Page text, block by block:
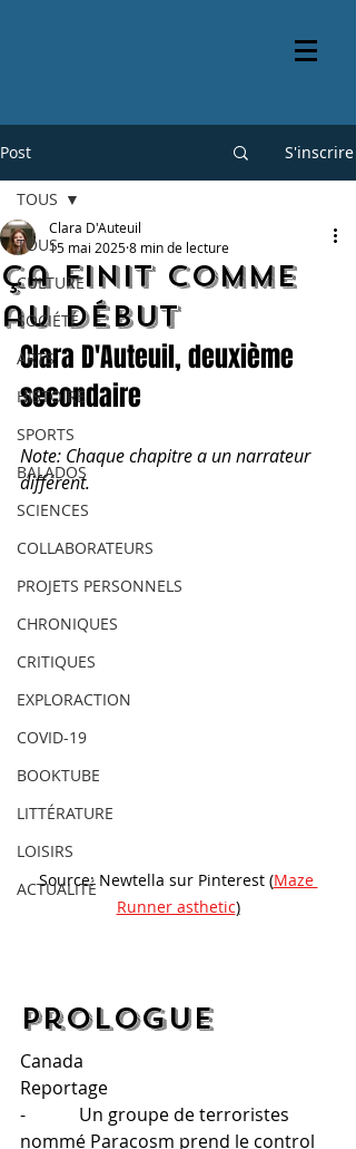
Post S'inscrire
TOUS
CULTURE
SOCIÉTÉ
ARTS
HISTOIRE
SPORTS
BALADOS
SCIENCES
COLLABORATEURS
PROJETS PERSONNELS
CHRONIQUES
CRITIQUES
EXPLORACTION
COVID-19
BOOKTUBE
LITTÉRATURE
LOISIRS
ACTUALITÉ
TOUS
Ça finit comme
au début
Clara D'Auteuil
15 mai 20258 min de lecture
Clara D'Auteuil, deuxième
secondaire
Note: Chaque chapitre a un narrateur
différent.
Source: Newtella sur Pinterest (Maze
Runner asthetic)
Prologue
Canada
Reportage
-            Un groupe de terroristes
nommé Paracosm prend le control